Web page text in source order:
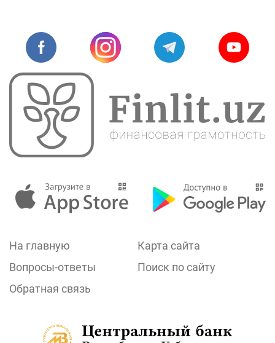
На главную
Карта сайта
Вопросы-ответы
Поиск по сайту
Обратная связь